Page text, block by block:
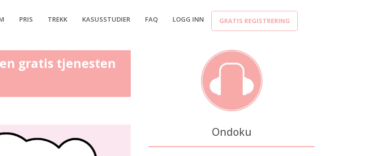
PRIS TREKK KASUSSTUDIER FAQ LOGG INN GRATIS REGISTRERING
gratis tjenesten
Ondoku